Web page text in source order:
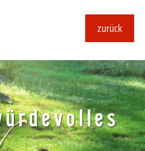
zurück